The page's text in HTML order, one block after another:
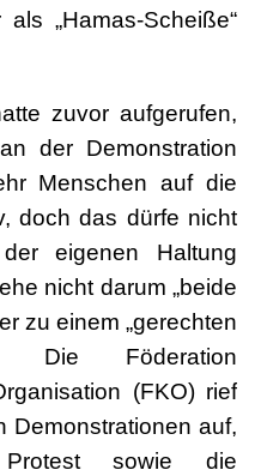
„Hamas-Scheiße“
zuvor aufgerufen,
der Demonstration
Menschen auf die
doch das dürfe nicht
eigenen Haltung
nicht darum „beide
zu einem „gerechten
Die Föderation
(FKO) rief
Demonstrationen auf,
Protest sowie die